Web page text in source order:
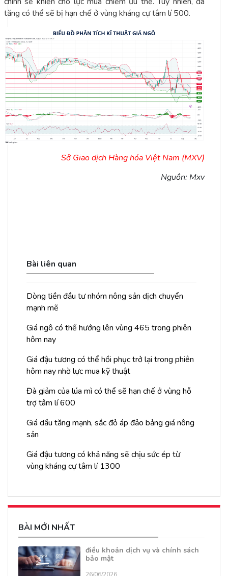
tăng có thể sẽ bị hạn chế ở vùng kháng cự tâm lí 500.
Sở Giao dịch Hàng hóa Việt Nam (MXV)
Nguồn: Mxv
Bài liên quan
Dòng tiền đầu tư nhóm nông sản dịch chuyển
mạnh mẽ
Giá ngô có thể hướng lên vùng 465 trong phiên
hôm nay
Giá đậu tương có thể hồi phục trở lại trong phiên
hôm nay nhờ lực mua kỹ thuật
Đà giảm của lúa mì có thể sẽ hạn chế ở vùng hỗ
trợ tâm lí 600
Giá dầu tăng mạnh, sắc đỏ áp đảo bảng giá nông
sản
Giá đậu tương có khả năng sẽ chịu sức ép từ
vùng kháng cự tâm lí 1300
BÀI MỚI NHẤT
điều khoản dịch vụ và chính sách
bảo mật